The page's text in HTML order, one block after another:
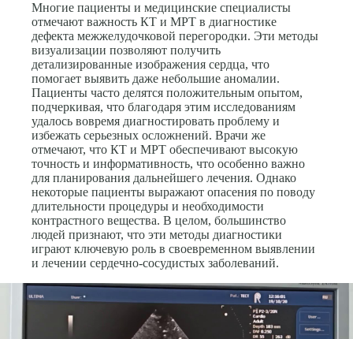
Многие пациенты и медицинские специалисты
отмечают важность КТ и МРТ в диагностике
дефекта межжелудочковой перегородки. Эти методы
визуализации позволяют получить
детализированные изображения сердца, что
помогает выявить даже небольшие аномалии.
Пациенты часто делятся положительным опытом,
подчеркивая, что благодаря этим исследованиям
удалось вовремя диагностировать проблему и
избежать серьезных осложнений. Врачи же
отмечают, что КТ и МРТ обеспечивают высокую
точность и информативность, что особенно важно
для планирования дальнейшего лечения. Однако
некоторые пациенты выражают опасения по поводу
длительности процедуры и необходимости
контрастного вещества. В целом, большинство
людей признают, что эти методы диагностики
играют ключевую роль в своевременном выявлении
и лечении сердечно-сосудистых заболеваний.